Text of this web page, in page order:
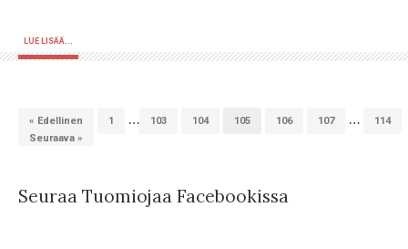
LUE LISÄÄ...
« Edellinen 1 … 103 104 105 106 107 …
114
Seuraava »
Seuraa Tuomiojaa Facebookissa